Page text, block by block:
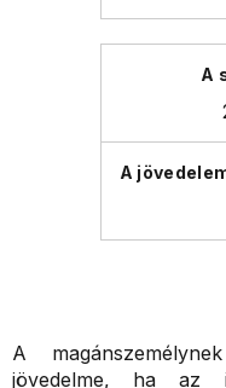
A
jövedelme, ha az